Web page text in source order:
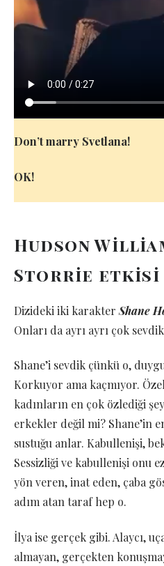
Don’t marry Svetlana!
OK!
Hudson
Storrie etkisi
Dizideki iki karakter Shane
Onları da ayrı ayrı çok
Shane’i sevdik çünkü o,
Korkuyor ama kaçmıyor.
kadınların en çok özlediği
erkekler değil mi? Shane’in
sustuğu anlar. Kabullenişi,
Sessizliği ve kabullenişi onu
yön veren, inat eden, çaba
adım atan taraf hep o.
İlya ise gerçek gibi. Alaycı,
almayan, gerçekten